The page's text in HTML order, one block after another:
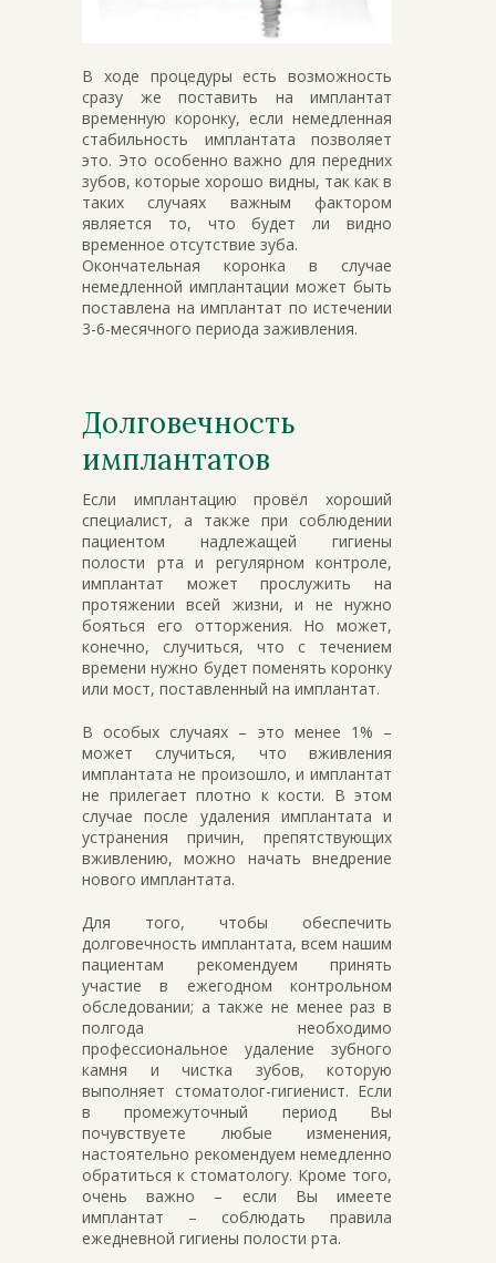
В ходе процедуры есть возможность
сразу же поставить на имплантат
временную коронку, если немедленная
стабильность имплантата позволяет
это. Это особенно важно для передних
зубов, которые хорошо видны, так как в
таких случаях важным фактором
является то, что будет ли видно
временное отсутствие зуба.
Окончательная коронка в случае
немедленной имплантации может быть
поставлена на имплантат по истечении
3-6-месячного периода заживления.
Долговечность
имплантатов
Если имплантацию провёл хороший
специалист, а также при соблюдении
пациентом надлежащей гигиены
полости рта и регулярном контроле,
имплантат может прослужить на
протяжении всей жизни, и не нужно
бояться его отторжения. Но может,
конечно, случиться, что с течением
времени нужно будет поменять коронку
или мост, поставленный на имплантат.
В особых случаях – это менее 1% –
может случиться, что вживления
имплантата не произошло, и имплантат
не прилегает плотно к кости. В этом
случае после удаления имплантата и
устранения причин, препятствующих
вживлению, можно начать внедрение
нового имплантата.
Для того, чтобы обеспечить
долговечность имплантата, всем нашим
пациентам рекомендуем принять
участие в ежегодном контрольном
обследовании; а также не менее раз в
полгода необходимо
профессиональное удаление зубного
камня и чистка зубов, которую
выполняет стоматолог-гигиенист. Если
в промежуточный период Вы
почувствуете любые изменения,
настоятельно рекомендуем немедленно
обратиться к стоматологу. Кроме того,
очень важно – если Вы имеете
имплантат – соблюдать правила
ежедневной гигиены полости рта.